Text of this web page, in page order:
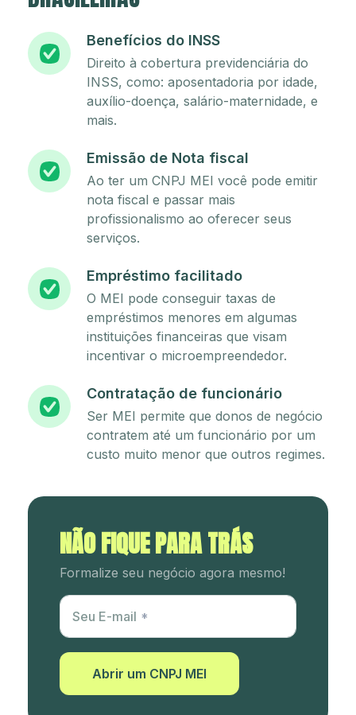
Benefícios do INSS
Direito à cobertura previdenciária do
INSS, como: aposentadoria por idade,
auxílio-doença, salário-maternidade, e
mais.
Emissão de Nota fiscal
Ao ter um CNPJ MEI você pode emitir
nota fiscal e passar mais
profissionalismo ao oferecer seus
serviços.
Empréstimo facilitado
O MEI pode conseguir taxas de
empréstimos menores em algumas
instituições financeiras que visam
incentivar o microempreendedor.
Contratação de funcionário
Ser MEI permite que donos de negócio
contratem até um funcionário por um
custo muito menor que outros regimes.
NÃO FIQUE PARA TRÁS
Formalize seu negócio agora mesmo!
Utm Content
Seu E-mail
Abrir um CNPJ MEI